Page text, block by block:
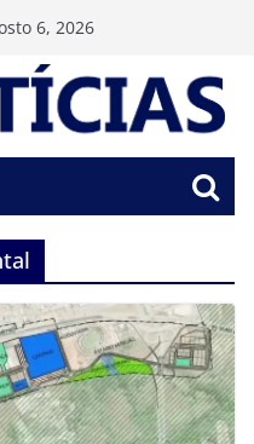
6, 2026